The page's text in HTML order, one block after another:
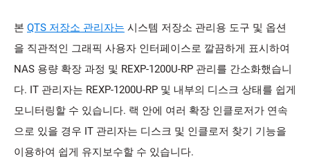
본 QTS 저장소 관리자는 시스템 저장소 관리용 도구 및 옵션
을 직관적인 그래픽 사용자 인터페이스로 깔끔하게 표시하여
NAS 용량 확장 과정 및 REXP-1200U-RP 관리를 간소화했습니
다. IT 관리자는 REXP-1200U-RP 및 내부의 디스크 상태를 쉽게
모니터링할 수 있습니다. 랙 안에 여러 확장 인클로저가 연속
으로 있을 경우 IT 관리자는 디스크 및 인클로저 찾기 기능을
이용하여 쉽게 유지보수할 수 있습니다.